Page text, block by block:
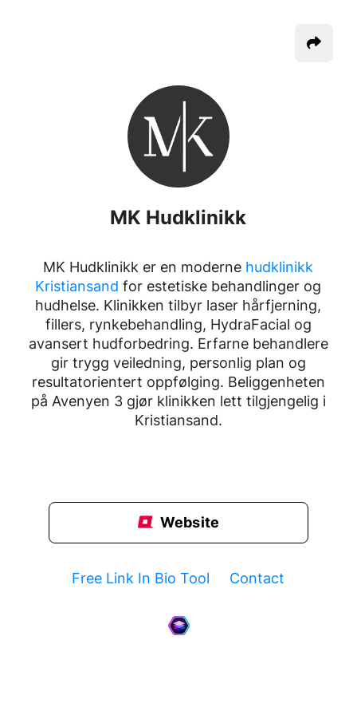
MK Hudklinikk
MK Hudklinikk er en moderne hudklinikk
Kristiansand for estetiske behandlinger og
hudhelse. Klinikken tilbyr laser hårfjerning,
fillers, rynkebehandling, HydraFacial og
avansert hudforbedring. Erfarne behandlere
gir trygg veiledning, personlig plan og
resultatorientert oppfølging. Beliggenheten
på Avenyen 3 gjør klinikken lett tilgjengelig i
Kristiansand.
Website
Free Link In Bio Tool Contact